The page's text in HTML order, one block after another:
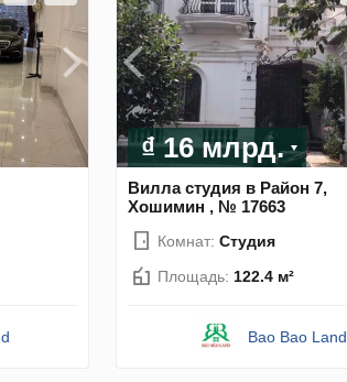
₫ 16 млрд.
Вилла студия в Район 7,
Хошимин , № 17663
Комнат: Студия
Площадь: 122.4 м²
Bao Bao Land